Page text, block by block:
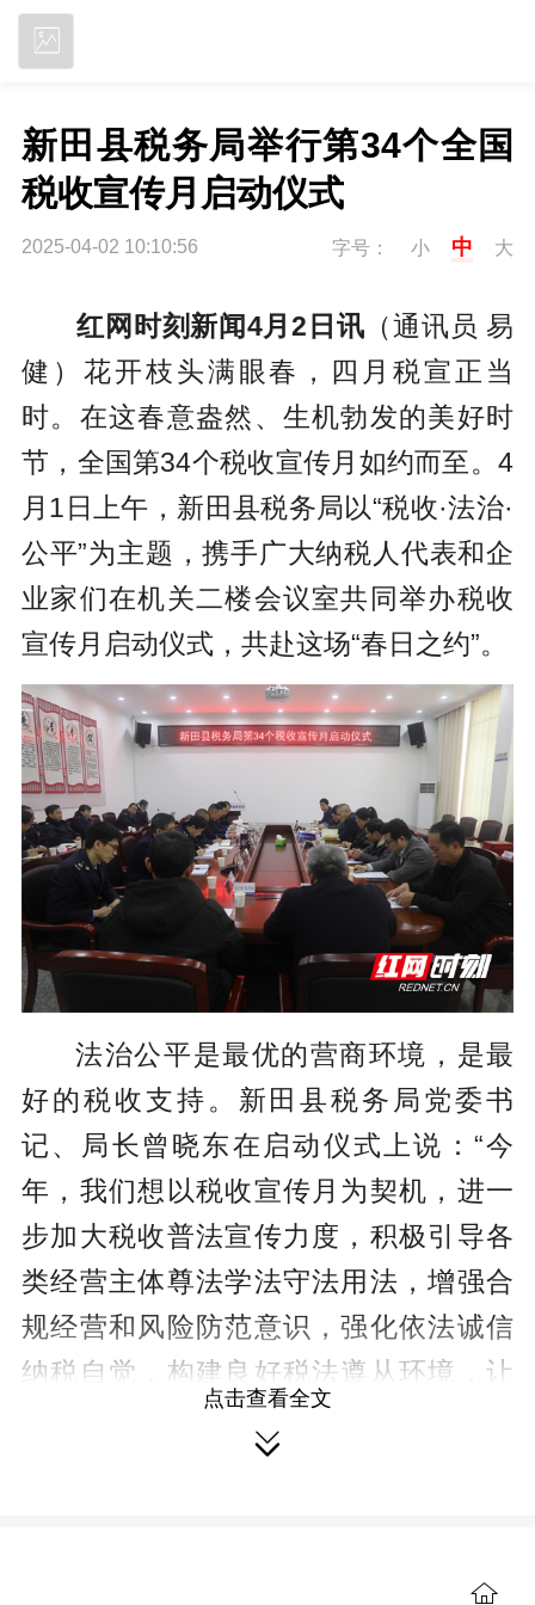
新田县税务局举行第34个全国
税收宣传月启动仪式
2025-04-02 10:10:56 字号： 小 中 大
红网时刻新闻4月2日讯 （通讯员 易
健）花开枝头满眼春，四月税宣正当
时。在这春意盎然、生机勃发的美好时
节，全国第34个税收宣传月如约而至。4
月1日上午，新田县税务局以“税收·法治·
公平”为主题，携手广大纳税人代表和企
业家们在机关二楼会议室共同举办税收
宣传月启动仪式，共赴这场“春日之约”。
法治公平是最优的营商环境，是最
好的税收支持。新田县税务局党委书
记、局长曾晓东在启动仪式上说：“今
年，我们想以税收宣传月为契机，进一
步加大税收普法宣传力度，积极引导各
类经营主体尊法学法守法用法，增强合
规经营和风险防范意识，强化依法诚信
纳税自觉，构建良好税法遵从环境，让
税收法治理念更好地走进和惠及千家万
点击查看全文
